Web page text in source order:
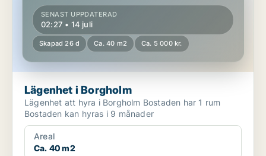
SENAST UPPDATERAD
02:27 • 14 juli
Skapad 26 d Ca. 40 m2 Ca. 5 000 kr.
Lägenhet i Borgholm
Lägenhet att hyra i Borgholm Bostaden har 1 rum
Bostaden kan hyras i 9 månader
Areal
Ca. 40 m2